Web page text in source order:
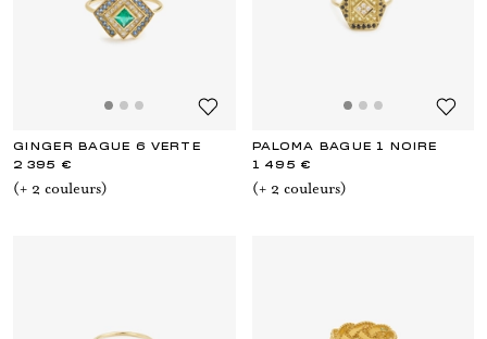
GINGER BAGUE 6 VERTE
2 395 €
(+ 2 couleurs)
PALOMA BAGUE 1 NOIRE
1 495 €
(+ 2 couleurs)